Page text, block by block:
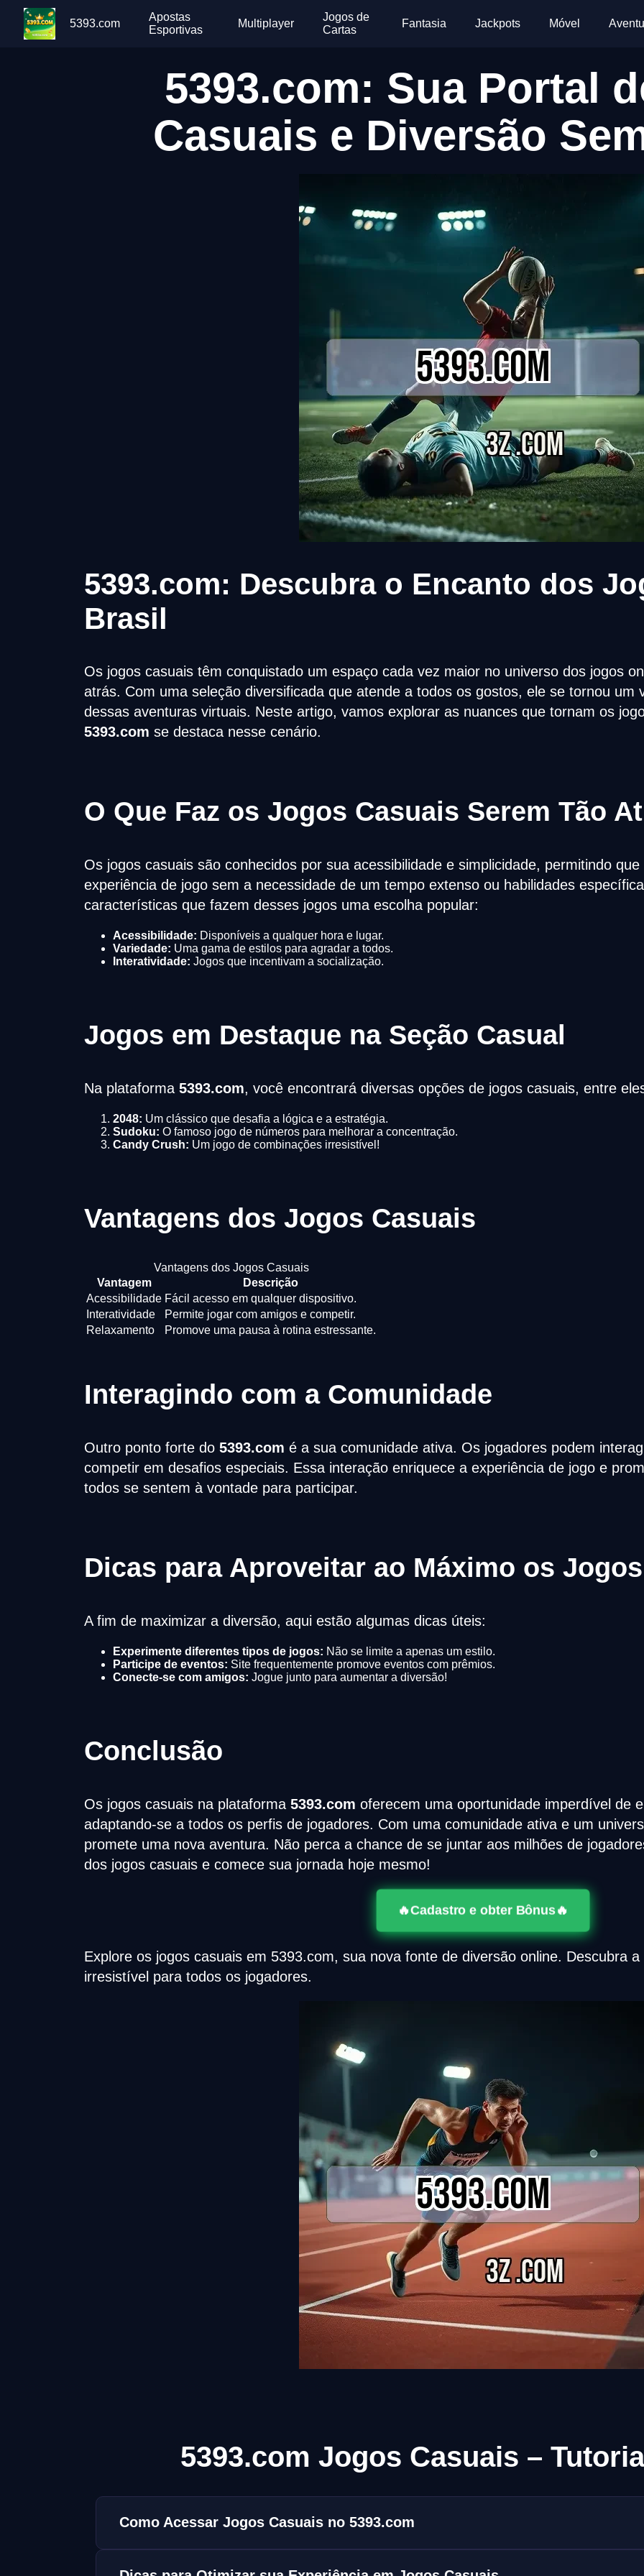
5393.com
Apostas
Esportivas
Multiplayer
Jogos de
Cartas
Fantasia Jackpots Móvel
5393.com: Sua Portal
Casuais e Diversão
5393.com: Descubra o Encanto dos
Brasil
Os jogos casuais têm conquistado um espaço cada vez maior no universo dos jogos
atrás. Com uma seleção diversificada que atende a todos os gostos, ele se tornou um
dessas aventuras virtuais. Neste artigo, vamos explorar as nuances que tornam os
5393.com se destaca nesse cenário.
O Que Faz os Jogos Casuais Serem Tão
Os jogos casuais são conhecidos por sua acessibilidade e simplicidade, permitindo
experiência de jogo sem a necessidade de um tempo extenso ou habilidades
características que fazem desses jogos uma escolha popular:
Acessibilidade: Disponíveis a qualquer hora e lugar.
Variedade: Uma gama de estilos para agradar a todos.
Interatividade: Jogos que incentivam a socialização.
Jogos em Destaque na Seção Casual
Na plataforma 5393.com, você encontrará diversas opções de jogos casuais, entre
2048: Um clássico que desafia a lógica e a estratégia.
Sudoku: O famoso jogo de números para melhorar a concentração.
Candy Crush: Um jogo de combinações irresistível!
Vantagens dos Jogos Casuais
Vantagens dos Jogos Casuais
Vantagem
Descrição
Acessibilidade Fácil acesso em qualquer dispositivo.
Interatividade
Permite jogar com amigos e competir.
Relaxamento
Promove uma pausa à rotina estressante.
Interagindo com a Comunidade
Outro ponto forte do 5393.com é a sua comunidade ativa. Os jogadores podem
competir em desafios especiais. Essa interação enriquece a experiência de jogo e
todos se sentem à vontade para participar.
Dicas para Aproveitar ao Máximo os
A fim de maximizar a diversão, aqui estão algumas dicas úteis:
Experimente diferentes tipos de jogos: Não se limite a apenas um estilo.
Participe de eventos: Site frequentemente promove eventos com prêmios.
Conecte-se com amigos: Jogue junto para aumentar a diversão!
Conclusão
Os jogos casuais na plataforma 5393.com oferecem uma oportunidade imperdível de
adaptando-se a todos os perfis de jogadores. Com uma comunidade ativa e um
promete uma nova aventura. Não perca a chance de se juntar aos milhões de
dos jogos casuais e comece sua jornada hoje mesmo!
🔥Cadastro e obter Bônus🔥
Explore os jogos casuais em 5393.com, sua nova fonte de diversão online. Descubra
irresistível para todos os jogadores.
5393.com Jogos Casuais –
Como Acessar Jogos Casuais no 5393.com